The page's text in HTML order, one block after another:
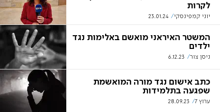
לקרות
יוני קמפינסקי 23.01.24
המשטר האיראני מואשם באלימות נגד
ילדים
ניסן צור 6.12.23
כתב אישום נגד מורה המואשמת
שפגעה בתלמידות
ערוץ 7 28.09.23